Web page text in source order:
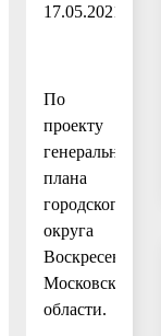
17.05.2021
По
проекту
генерального
плана
городского
округа
Воскресенск
Московской
области.